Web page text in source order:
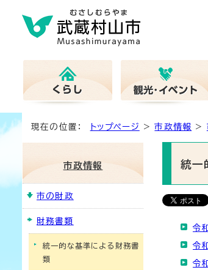
現在の位置： トップページ >市政情報 >
統一
令
令
令
市政情報
市の財政
財務書類
統一的な基準による財務書
類